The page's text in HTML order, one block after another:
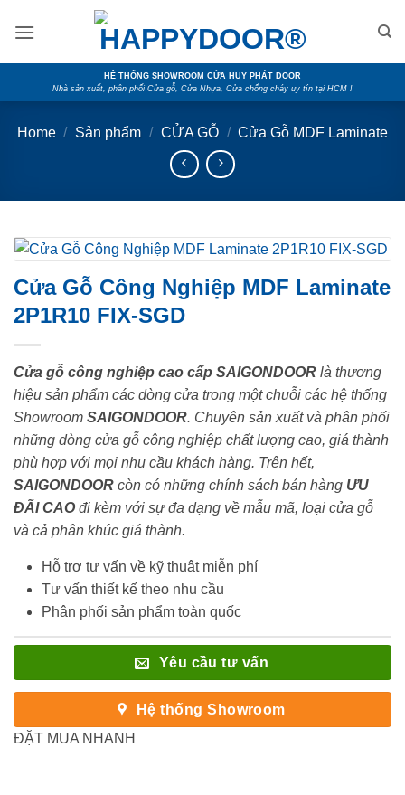
HỆ THỐNG SHOWROOM CỬA HUY PHÁT DOOR
Nhà sản xuất, phân phối Cửa gỗ, Cửa Nhựa, Cửa chống cháy uy tín tại HCM !
Home / Sản phẩm / CỬA GỖ / Cửa Gỗ MDF Laminate
Cửa Gỗ Công Nghiệp MDF Laminate
2P1R10 FIX-SGD
Cửa gỗ công nghiệp cao cấp SAIGONDOOR là thương
hiệu sản phẩm các dòng cửa trong một chuỗi các hệ thống
Showroom SAIGONDOOR. Chuyên sản xuất và phân phối
những dòng cửa gỗ công nghiệp chất lượng cao, giá thành
phù hợp với mọi nhu cầu khách hàng. Trên hết,
SAIGONDOOR còn có những chính sách bán hàng ƯU
ĐÃI CAOđi kèm với sự đa dạng về mẫu mã, loại cửa gỗ
và cả phân khúc giá thành.
Hỗ trợ tư vấn về kỹ thuật miễn phí
Tư vấn thiết kế theo nhu cầu
Phân phối sản phẩm toàn quốc
Yêu cầu tư vấn
Hệ thống Showroom
ĐẶT MUA NHANH